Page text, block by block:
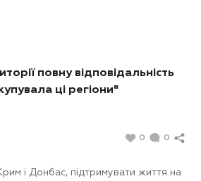
повну відповідальність
ці регіони"
0 0
і Донбас, підтримувати життя на